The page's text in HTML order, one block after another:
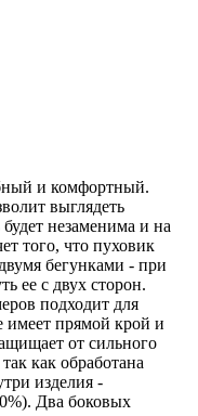
и комфортный.
выглядеть
незаменима и на
того, что пуховик
бегунками - при
ее с двух сторон.
подходит для
имеет прямой крой и
от сильного
как обработана
изделия -
Два боковых